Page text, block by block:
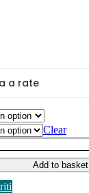
Clear
Add to basket